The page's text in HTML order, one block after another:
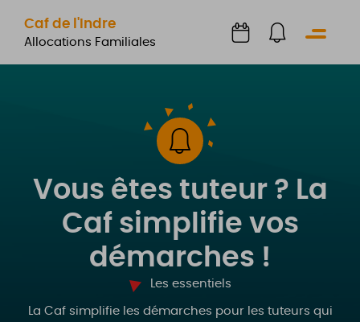
Caf de l'Indre
Allocations Familiales Menu
Vous êtes tuteur ? La
Caf simplifie vos
démarches !
Les essentiels
La Caf simplifie les démarches pour les tuteurs qui